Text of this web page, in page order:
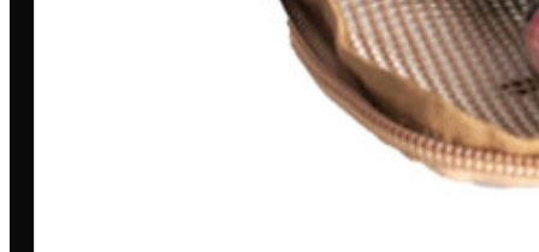
Loja
Outlet
Quem somos
Blog
Encontre uma revenda